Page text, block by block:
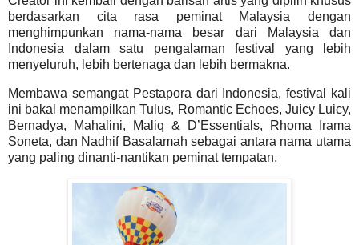
berdasarkan cita rasa peminat Malaysia dengan
menghimpunkan nama-nama besar dari Malaysia dan
Indonesia dalam satu pengalaman festival yang lebih
menyeluruh, lebih bertenaga dan lebih bermakna.
Membawa semangat Pestapora dari Indonesia, festival kali
ini bakal menampilkan Tulus, Romantic Echoes, Juicy Luicy,
Bernadya, Mahalini, Maliq & D’Essentials, Rhoma Irama
Soneta, dan Nadhif Basalamah sebagai antara nama utama
yang paling dinanti-nantikan peminat tempatan.